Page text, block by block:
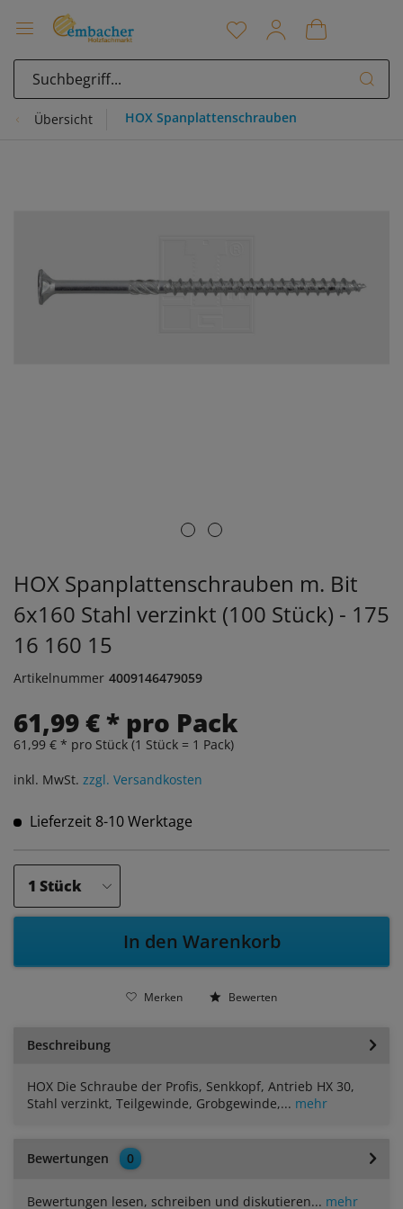
Übersicht HOX Spanplattenschrauben
HOX Spanplattenschrauben m. Bit
6x160 Stahl verzinkt (100 Stück) - 175
16 160 15
Artikelnummer 4009146479059
61,99 € * pro Pack
61,99 € * pro Stück (1 Stück = 1 Pack)
inkl. MwSt. zzgl. Versandkosten
Lieferzeit 8-10 Werktage
In den Warenkorb
Merken Bewerten
Beschreibung
HOX Die Schraube der Profis, Senkkopf, Antrieb HX 30,
Stahl verzinkt, Teilgewinde, Grobgewinde,... mehr
Bewertungen 0
Bewertungen lesen, schreiben und diskutieren... mehr